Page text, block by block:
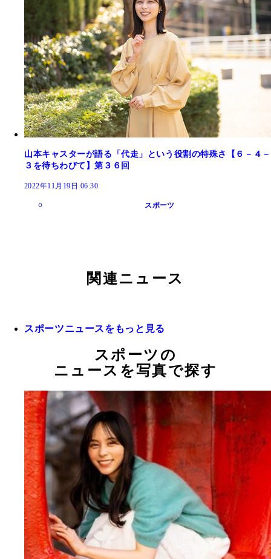
山本キャスターが語る「代走」という役割の特殊さ【６－４－
３を待ちわびて】第３６回
2022年11月19日 06:30
スポーツ
関連ニュース
スポーツニュースをもっと見る
スポーツの
ニュースを写真で探す